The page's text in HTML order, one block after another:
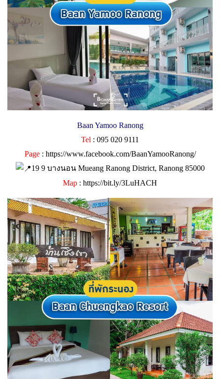
Baan Yamoo Ranong
Tel : 095 020 9111
Page: https://www.facebook.com/BaanYamooRanong/
19 9 บางนอน Mueang Ranong District, Ranong 85000
Map : https://bit.ly/3LuHACH